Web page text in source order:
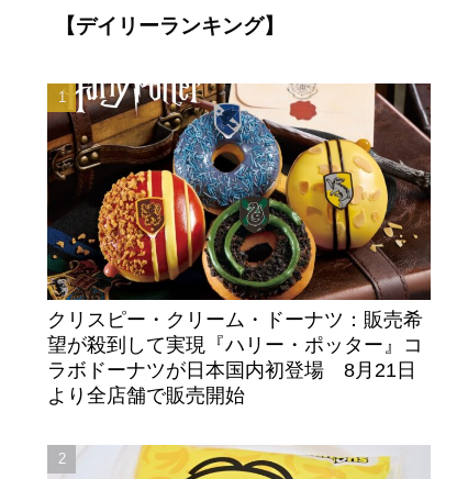
【デイリーランキング】
クリスピー・クリーム・ドーナツ：販売希
望が殺到して実現『ハリー・ポッター』コ
ラボドーナツが日本国内初登場 8月21日
より全店舗で販売開始